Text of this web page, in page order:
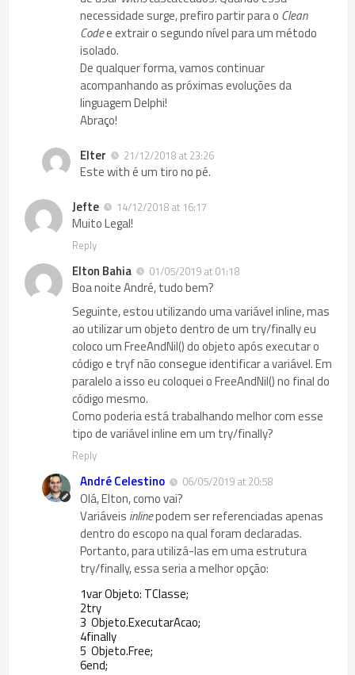
necessidade surge, prefiro partir para o Clean
Codee extrair o segundo nível para um método
isolado.
De qualquer forma, vamos continuar
acompanhando as próximas evoluções da
linguagem Delphi!
Abraço!
Elter
21/12/2018 at 23:26
Este with é um tiro no pé.
Jefte
14/12/2018 at 16:17
Muito Legal!
Reply
Elton Bahia 01/05/2019 at 01:18
Boa noite André, tudo bem?
Seguinte, estou utilizando uma variável inline, mas
ao utilizar um objeto dentro de um try/finally eu
coloco um FreeAndNil() do objeto após executar o
código e tryf não consegue identificar a variável. Em
paralelo a isso eu coloquei o FreeAndNil() no final do
código mesmo.
Como poderia está trabalhando melhor com esse
tipo de variável inline em um try/finally?
Reply
André Celestino 06/05/2019 at 20:58
Olá, Elton, como vai?
Variáveis inlinepodem ser referenciadas apenas
dentro do escopo na qual foram declaradas.
Portanto, para utilizá-las em uma estrutura
try/finally, essa seria a melhor opção:
1
2
3
4
5
6
varObjeto: TClasse;
try
Objeto.ExecutarAcao;
finally
Objeto.Free;
end;